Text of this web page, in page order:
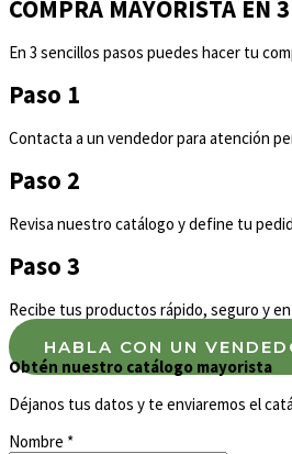
COMPRA MAYORISTA EN
En 3 sencillos pasos puedes hacer tu
Paso 1
Contacta a un vendedor para atención
Paso 2
Revisa nuestro catálogo y define tu
Paso 3
Recibe tus productos rápido, seguro y
HABLA CON UN
Obtén nuestro catálogo mayorista
Déjanos tus datos y te enviaremos el
Nombre *